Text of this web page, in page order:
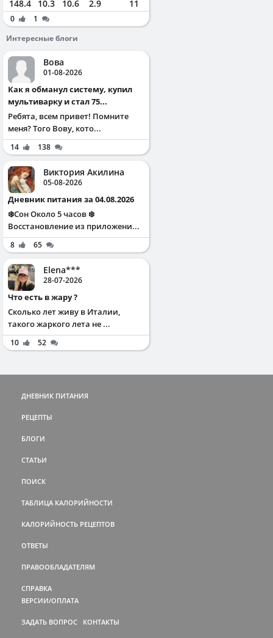
148.4 10.3 10.6 2.9 11
0
1
Интересные блоги
Вова
01-08-2026
Как я обманул систему, купил
мультиварку и стал 75...
Ребята, всем привет! Помните
меня? Того Вову, кото...
14 138
Виктория Акилина
05-08-2026
Дневник питания за 04.08.2026
❄️Сон Около 5 часов ❄️
Восстановление из приложени...
8 65
Elena***
28-07-2026
Что есть в жару ?
Сколько лет живу в Италии,
такого жаркого лета не ...
10 52
ДНЕВНИК ПИТАНИЯ
РЕЦЕПТЫ
БЛОГИ
СТАТЬИ
ПОИСК
ТАБЛИЦА КАЛОРИЙНОСТИ
КАЛОРИЙНОСТЬ РЕЦЕПТОВ
ОТВЕТЫ
ПРАВООБЛАДАТЕЛЯМ
СПРАВКА
ВЕРСИИ/ОПЛАТА
ЗАДАТЬ ВОПРОС КОНТАКТЫ